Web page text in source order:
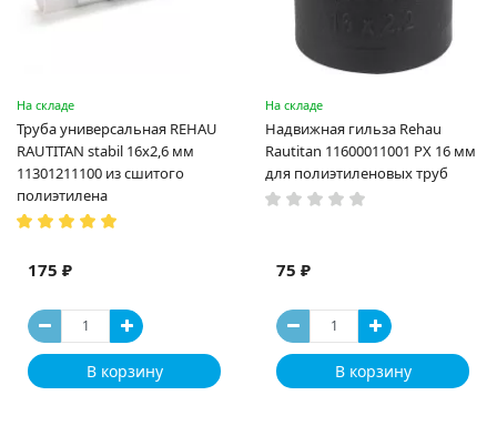
На складе
Труба универсальная REHAU
RAUTITAN stabil 16х2,6 мм
11301211100 из сшитого
полиэтилена
175 ₽
В корзину
На складе
Надвижная гильза Rehau
Rautitan 11600011001 PX 16 мм
для полиэтиленовых труб
75 ₽
В корзину